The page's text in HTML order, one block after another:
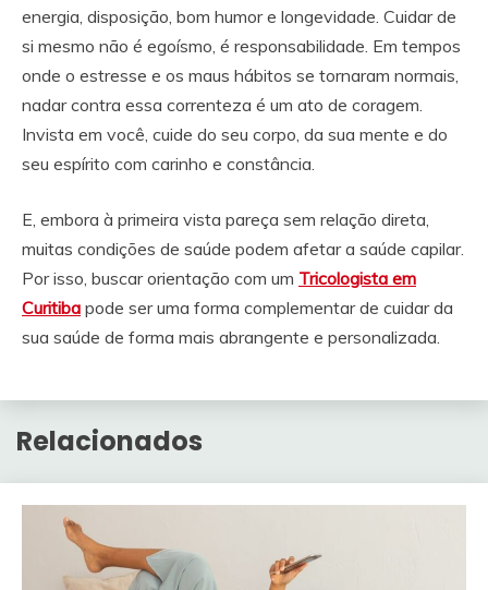
energia, disposição, bom humor e longevidade. Cuidar de
si mesmo não é egoísmo, é responsabilidade. Em tempos
onde o estresse e os maus hábitos se tornaram normais,
nadar contra essa correnteza é um ato de coragem.
Invista em você, cuide do seu corpo, da sua mente e do
seu espírito com carinho e constância.
E, embora à primeira vista pareça sem relação direta,
muitas condições de saúde podem afetar a saúde capilar.
Por isso, buscar orientação com um Tricologista em
Curitiba pode ser uma forma complementar de cuidar da
sua saúde de forma mais abrangente e personalizada.
Relacionados